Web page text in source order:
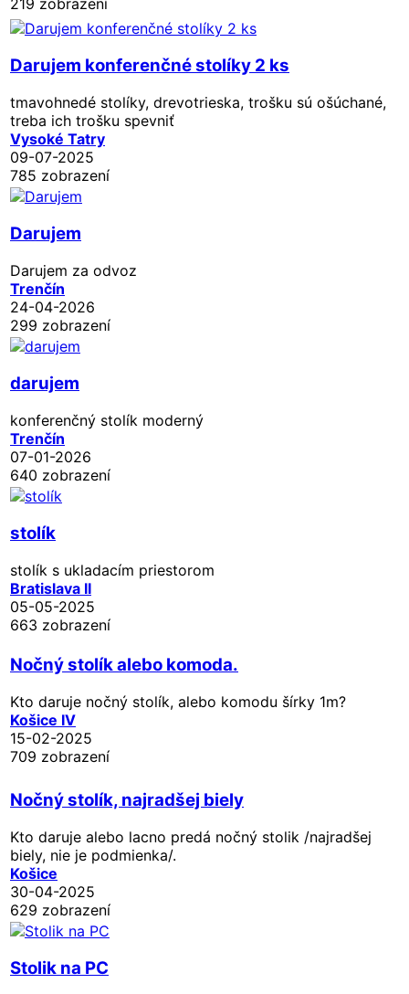
Darujem konferenčné stolíky 2 ks
tmavohnedé stolíky, drevotrieska, trošku sú ošúchané,
treba ich trošku spevniť
Vysoké Tatry
09-07-2025
785 zobrazení
Darujem
Darujem za odvoz
Trenčín
24-04-2026
299 zobrazení
darujem
konferenčný stolík moderný
Trenčín
07-01-2026
640 zobrazení
stolík
stolík s ukladacím priestorom
Bratislava II
05-05-2025
663 zobrazení
Nočný stolík alebo komoda.
Kto daruje nočný stolík, alebo komodu šírky 1m?
Košice IV
15-02-2025
709 zobrazení
Nočný stolík, najradšej biely
Kto daruje alebo lacno predá nočný stolik /najradšej
biely, nie je podmienka/.
Košice
30-04-2025
629 zobrazení
Stolik na PC